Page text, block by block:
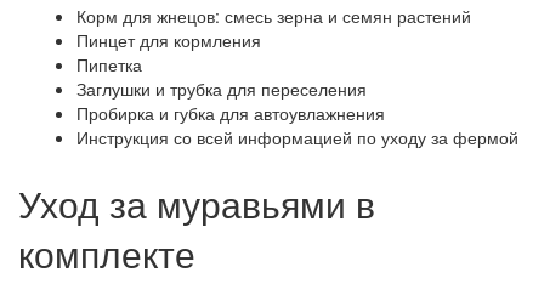
Корм для жнецов: смесь зерна и семян растений
Пинцет для кормления
Пипетка
Заглушки и трубка для переселения
Пробирка и губка для автоувлажнения
Инструкция со всей информацией по уходу за фермой
Уход за муравьями в
комплекте